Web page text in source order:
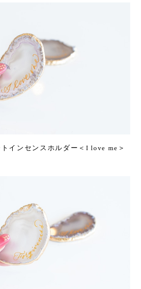
トインセンスホルダー＜I love me＞